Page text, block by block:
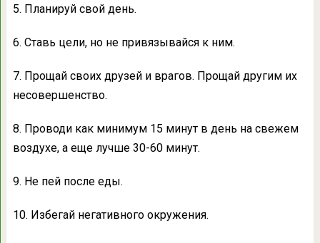
5. Планируй свой день.
6. Ставь цели, но не привязывайся к ним.
7. Прощай своих друзей и врагов. Прощай другим их
несовершенство.
8. Проводи как минимум 15 минут в день на свежем
воздухе, а еще лучше 30-60 минут.
9. Не пей после еды.
10. Избегай негативного окружения.